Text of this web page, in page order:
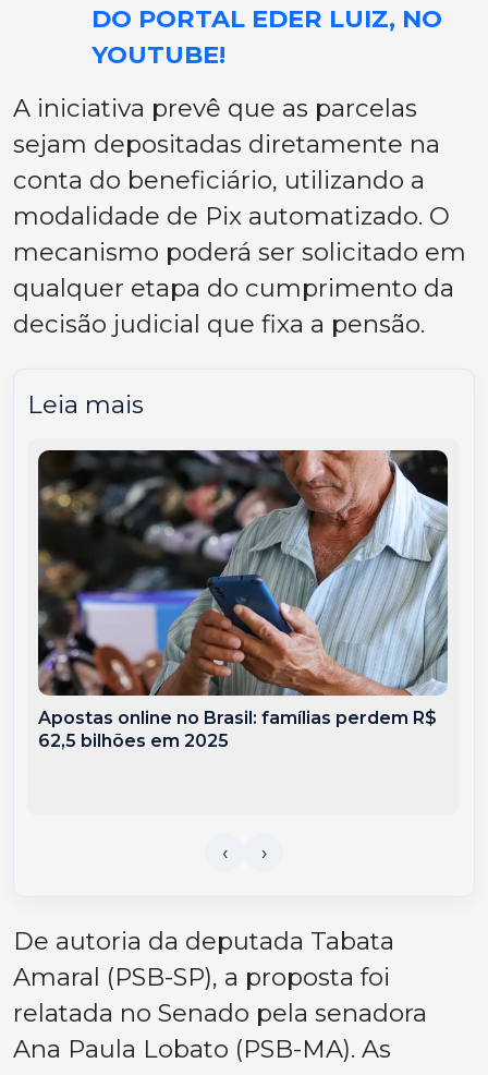
DO PORTAL EDER LUIZ, NO
YOUTUBE!
A iniciativa prevê que as parcelas
sejam depositadas diretamente na
conta do beneficiário, utilizando a
modalidade de Pix automatizado. O
mecanismo poderá ser solicitado em
qualquer etapa do cumprimento da
decisão judicial que fixa a pensão.
Leia mais
Apostas online no Brasil: famílias perdem R$
62,5 bilhões em 2025
De autoria da deputada Tabata
Amaral (PSB-SP), a proposta foi
relatada no Senado pela senadora
Ana Paula Lobato (PSB-MA). As